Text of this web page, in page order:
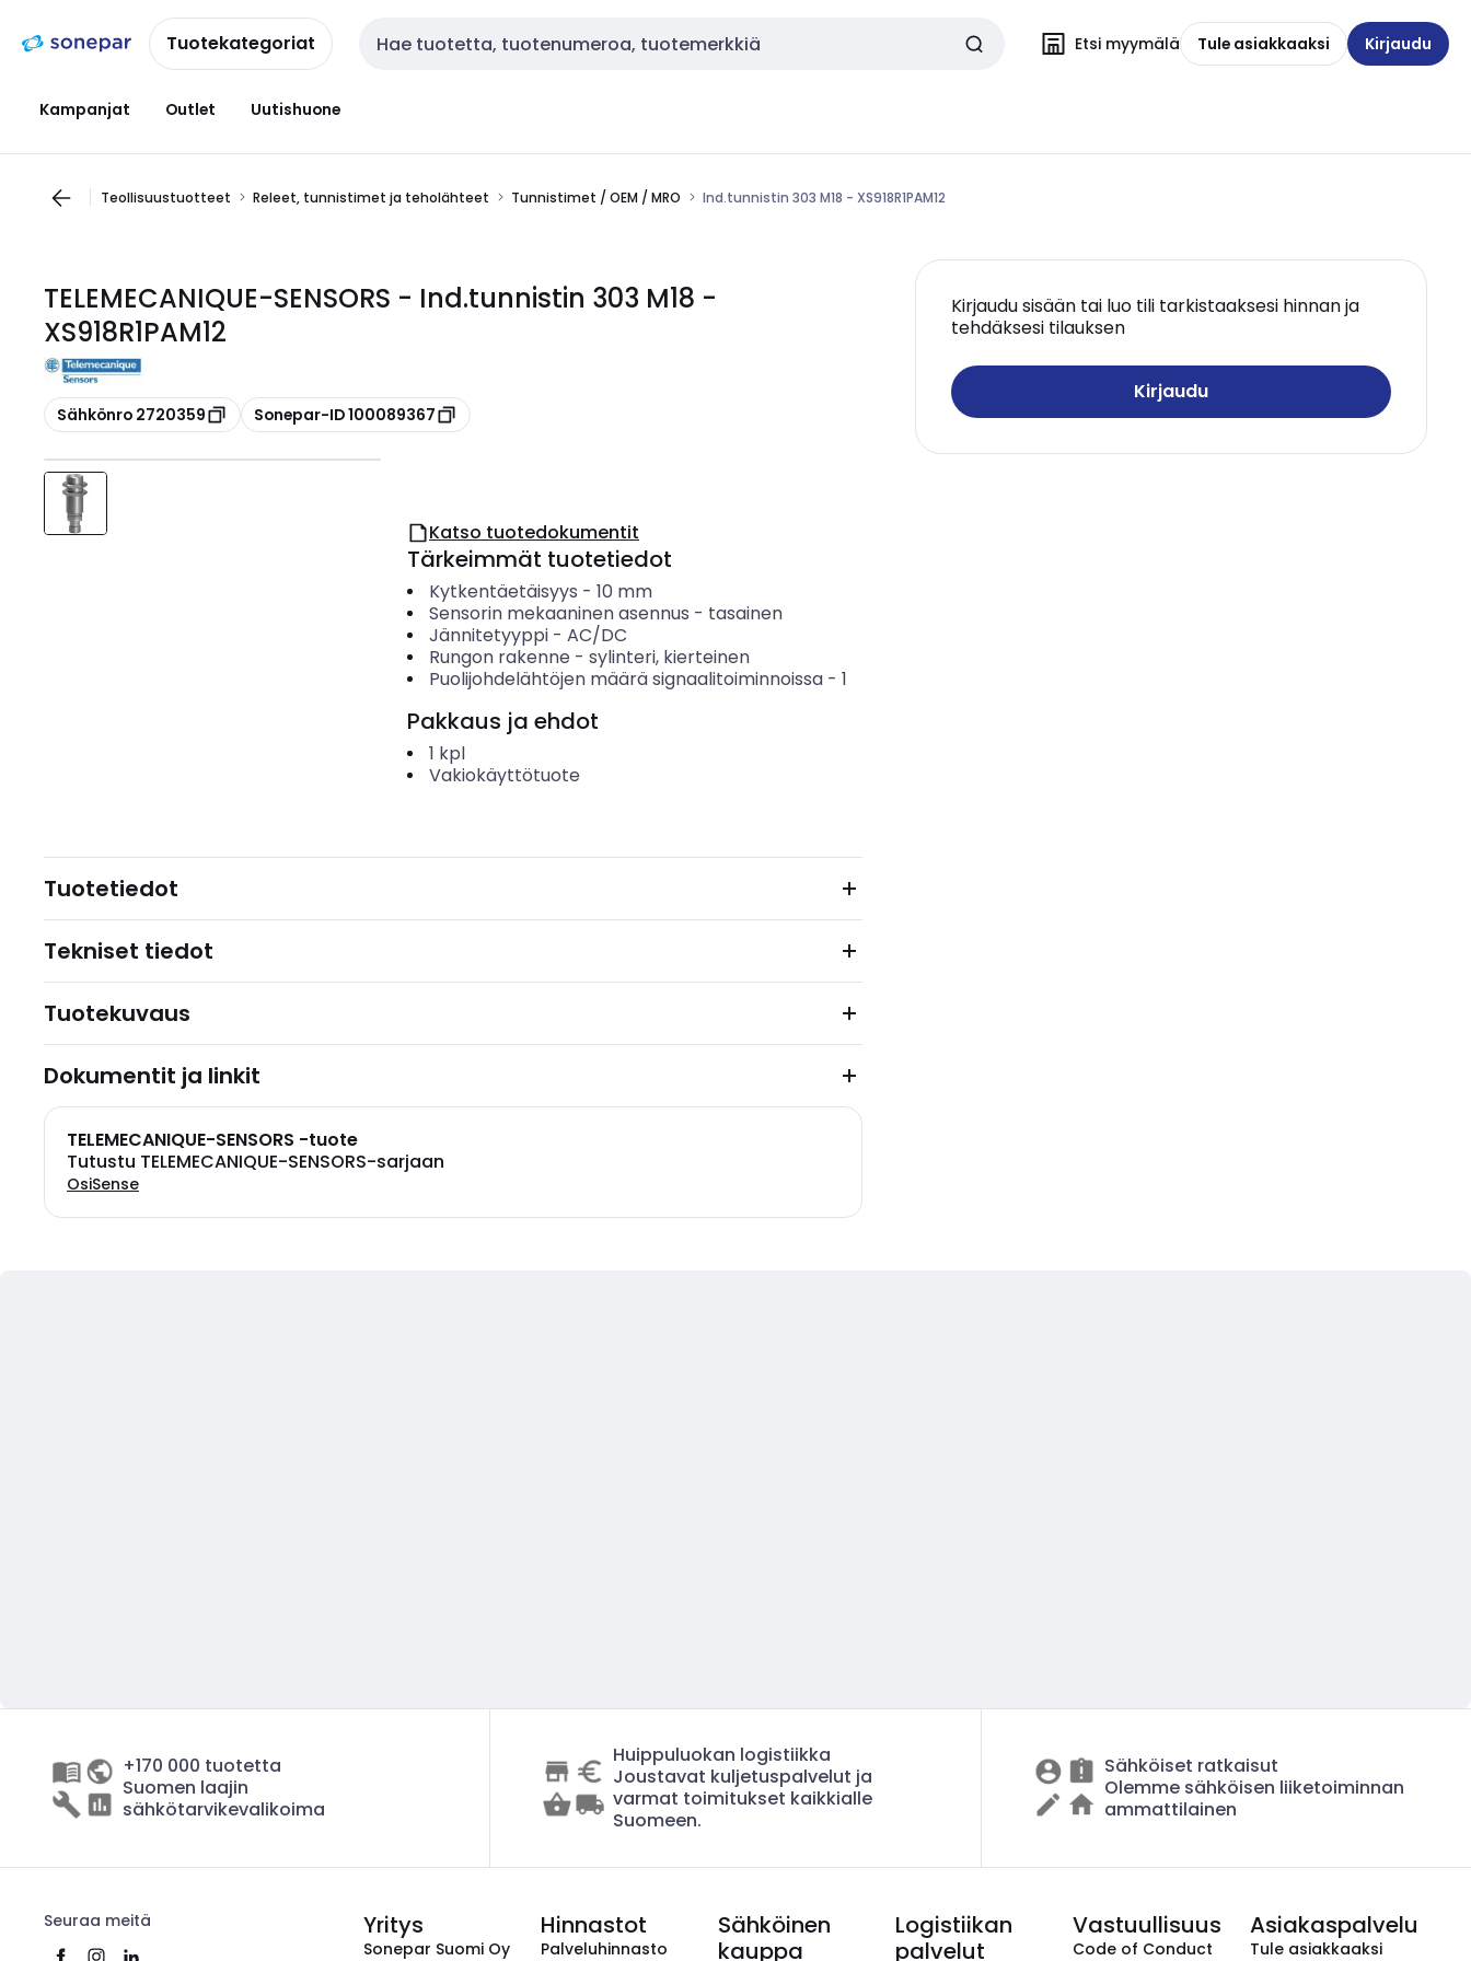
navigointiinsisältöönTuotekategoriat Haku Etsi myymälä Tule asiakkaaksi Kirjaudu
Kampanjat Outlet Uutishuone
Teollisuustuotteet Releet, tunnistimet ja teholähteet Tunnistimet / OEM / MRO Ind.tunnistin 303 M18 - XS918R1PAM12
TELEMECANIQUE-SENSORS - Ind.tunnistin 303 M18 -
XS918R1PAM12
Kopioi
Sähkönro 2720359 Kopioi
Sonepar-ID 100089367
Kirjaudu sisään tai luo tili tarkistaaksesi hinnan ja
tehdäksesi tilauksen
Kirjaudu
Katso tuotedokumentit
Tärkeimmät tuotetiedot
Kytkentäetäisyys - 10 mm
Sensorin mekaaninen asennus - tasainen
Jännitetyyppi- AC/DC
Rungon rakenne - sylinteri, kierteinen
Puolijohdelähtöjen määrä signaalitoiminnoissa- 1
Pakkaus ja ehdot
1 kpl
Vakiokäyttötuote
Tuotetiedot
Tekniset tiedot
Tuotekuvaus
Dokumentit ja linkit
TELEMECANIQUE-SENSORS -tuote
Tutustu TELEMECANIQUE-SENSORS-sarjaan
OsiSense
+170 000 tuotetta
Suomen laajin
sähkötarvikevalikoima
Huippuluokan logistiikka
Joustavat kuljetuspalvelut ja
varmat toimitukset kaikkialle
Suomeen.
Sähköiset ratkaisut
Olemme sähköisen liiketoiminnan
ammattilainen
Seuraa meitä Yritys
Sonepar Suomi Oy
Hinnastot
Palveluhinnasto
Sähköinen
kauppa
Logistiikan
palvelut
Vastuullisuus
Code of Conduct
Asiakaspalvelu
Tule asiakkaaksi